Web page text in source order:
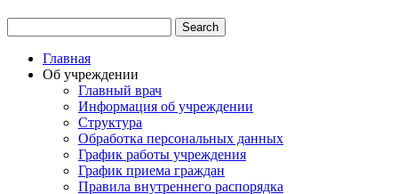
Главная
Об учреждении
Главный врач
Информация об учреждении
Структура
Обработка персональных данных
График работы учреждения
График приема граждан
Правила внутреннего распорядка